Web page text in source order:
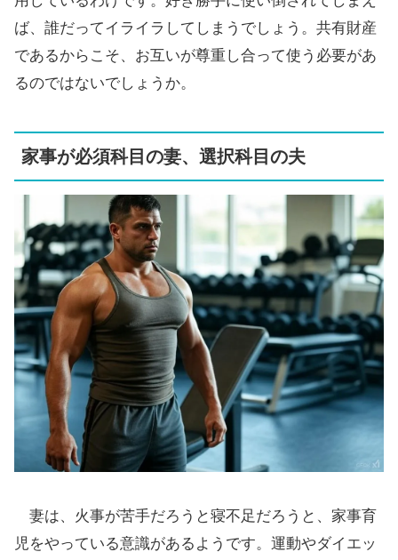
ば、誰だってイライラしてしまうでしょう。共有財産
であるからこそ、お互いが尊重し合って使う必要があ
るのではないでしょうか。
家事が必須科目の妻、選択科目の夫
妻は、火事が苦手だろうと寝不足だろうと、家事育
児をやっている意識があるようです。運動やダイエッ